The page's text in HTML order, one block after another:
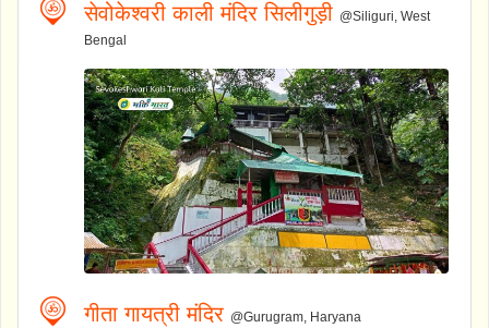
सेवोकेश्वरी काली मंदिर सिलीगुड़ी @Siliguri, West
Bengal
गीता गायत्री मंदिर @Gurugram, Haryana